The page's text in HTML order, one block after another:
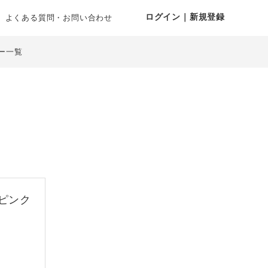
よくある質問・お問い合わせ ログイン｜新規登録
一覧
ンク